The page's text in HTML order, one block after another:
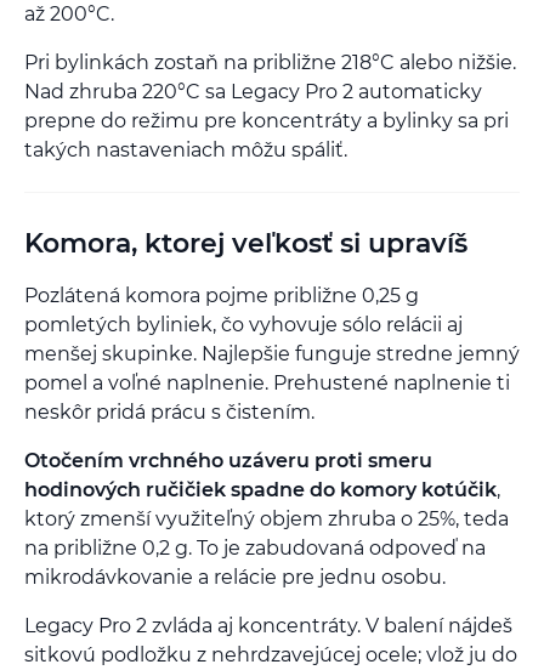
až 200°C.
Pri bylinkách zostaň na približne 218°C alebo nižšie.
Nad zhruba 220°C sa Legacy Pro 2 automaticky
prepne do režimu pre koncentráty a bylinky sa pri
takých nastaveniach môžu spáliť.
Komora, ktorej veľkosť si upravíš
Pozlátená komora pojme približne 0,25 g
pomletých byliniek, čo vyhovuje sólo relácii aj
menšej skupinke. Najlepšie funguje stredne jemný
pomel a voľné naplnenie. Prehustené naplnenie ti
neskôr pridá prácu s čistením.
Otočením vrchného uzáveru proti smeru
hodinových ručičiek spadne do komory kotúčik,
ktorý zmenší využiteľný objem zhruba o 25%, teda
na približne 0,2 g. To je zabudovaná odpoveď na
mikrodávkovanie a relácie pre jednu osobu.
Legacy Pro 2 zvláda aj koncentráty. V balení nájdeš
sitkovú podložku z nehrdzavejúcej ocele; vlož ju do